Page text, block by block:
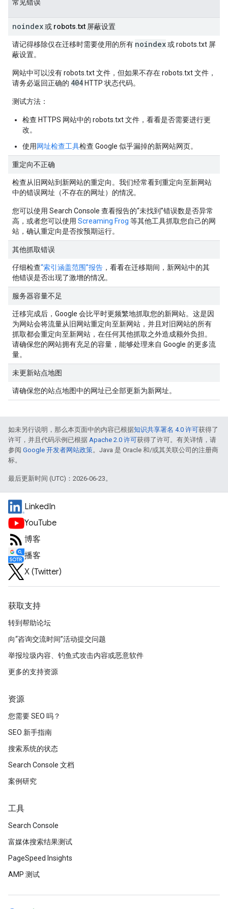
常见错误
noindex或 robots.txt 屏蔽设置
请记得移除仅在迁移时需要使用的所有 noindex或 robots.txt 屏
蔽设置。
网站中可以没有 robots.txt 文件，但如果不存在 robots.txt 文件，
请务必返回正确的 404 HTTP 状态代码。
测试方法 ：
检查 HTTPS 网站中的 robots.txt 文件，看看是否需要进行更
改。
使用网址检查工具检查 Google 似乎漏掉的新网站网页。
重定向不正确
检查从旧网站到新网站的重定向。我们经常看到重定向至新网站
中的错误网址（不存在的网址）的情况。
您可以使用 Search Console 查看报告的“未找到”错误数是否异常
高，或者您可以使用 Screaming Frog 等其他工具抓取您自己的网
站，确认重定向是否按预期运行。
其他抓取错误
仔细检查“索引涵盖范围”报告 ，看看在迁移期间，新网站中的其
他错误是否出现了激增的情况。
服务器容量不足
迁移完成后，Google 会比平时更频繁地抓取您的新网站。这是因
为网站会将流量从旧网站重定向至新网站，并且对旧网站的所有
抓取都会重定向至新网站，在任何其他抓取之外造成额外负担。
请确保您的网站拥有充足的容量，能够处理来自 Google 的更多流
量。
未更新站点地图
请确保您的站点地图中的网址已全部更新为新网址。
如未另行说明，那么本页面中的内容已根据知识共享署名 4.0 许可获得了
许可，并且代码示例已根据 Apache 2.0 许可获得了许可。有关详情，请
参阅 Google 开发者网站政策。Java 是 Oracle 和/或其关联公司的注册商
标。
最后更新时间 (UTC)：2026-06-23。
LinkedIn
YouTube
博客
播客
X (Twitter)
获取支持
转到帮助论坛
向“咨询交流时间”活动提交问题
举报垃圾内容、钓鱼式攻击内容或恶意软件
更多的支持资源
资源
您需要 SEO 吗？
SEO 新手指南
搜索系统的状态
Search Console 文档
案例研究
工具
Search Console
富媒体搜索结果测试
PageSpeed Insights
AMP 测试